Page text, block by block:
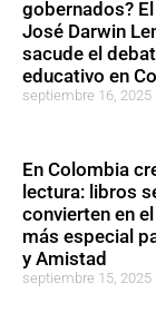
gobernados?
José Darwin
sacude el
educativo en
septiembre 16, 2025
En Colombia
lectura: libros
convierten en
más especial
y Amistad
septiembre 15, 2025